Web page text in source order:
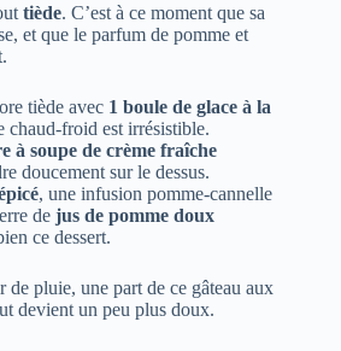
tiède. C’est à ce moment que sa
et que le parfum de pomme et
tiède avec 1 boule de glace à la
chaud-froid est irrésistible.
à soupe de crème fraîche
doucement sur le dessus.
, une infusion pomme-cannelle
de jus de pomme doux
ce dessert.
pluie, une part de ce gâteau aux
devient un peu plus doux.